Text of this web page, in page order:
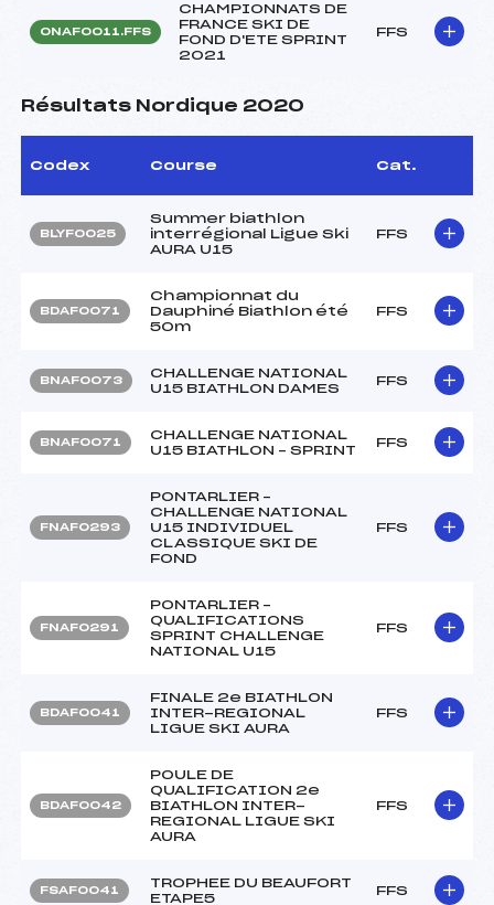
ONAF0011.FFS
CHAMPIONNATS DE
FRANCE SKI DE
FOND D'ETE SPRINT
2021
FFS
Résultats Nordique 2020
Codex Course Cat.
BLYF0025
Summer biathlon
interrégional Ligue Ski
AURA U15
FFS
BDAF0071
Championnat du
Dauphiné Biathlon été
50m
FFS
BNAF0073
CHALLENGE NATIONAL
U15 BIATHLON DAMES
FFS
BNAF0071
CHALLENGE NATIONAL
U15 BIATHLON – SPRINT
FFS
FNAF0293
PONTARLIER –
CHALLENGE NATIONAL
U15 INDIVIDUEL
CLASSIQUE SKI DE
FOND
FFS
FNAF0291
PONTARLIER –
QUALIFICATIONS
SPRINT CHALLENGE
NATIONAL U15
FFS
BDAF0041
FINALE 2e BIATHLON
INTER-REGIONAL
LIGUE SKI AURA
FFS
BDAF0042
POULE DE
QUALIFICATION 2e
BIATHLON INTER-
REGIONAL LIGUE SKI
AURA
FFS
FSAF0041
TROPHEE DU BEAUFORT
ETAPE5
FFS